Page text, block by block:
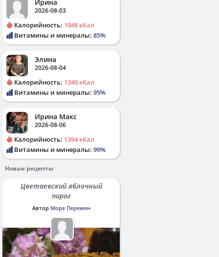
Ирина
2026-08-03
Калорийность: 1048 кКал
Витамины и минералы: 85%
Элина
2026-08-04
Калорийность: 1340 кКал
Витамины и минералы: 95%
Ирина Макс
2026-08-06
Калорийность: 1394 кКал
Витамины и минералы: 99%
Новые рецепты
Цветаевский яблочный
пирог
Автор Море Перемен